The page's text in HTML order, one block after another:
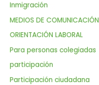
Inmigración
MEDIOS DE COMUNICACIÓN
ORIENTACIÓN LABORAL
Para personas colegiadas
participación
Participación ciudadana